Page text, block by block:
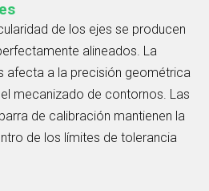
de los ejes se producen
alineados. La
afecta a la precisión geométrica
mecanizado de contornos. Las
de calibración mantienen la
de los límites de tolerancia